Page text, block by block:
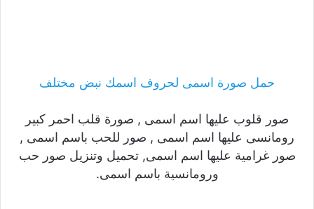
حمل صورة اسمى لحروف اسمك نبض مختلف
صور قلوب عليها اسم اسمى , صورة قلب احمر كبير
رومانسى عليها اسم اسمى , صور للحب باسم اسمى ,
صور غرامية عليها اسم اسمى, تحميل وتنزيل صور حب
ورومانسية باسم اسمى.